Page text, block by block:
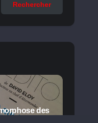
Rechercher
des